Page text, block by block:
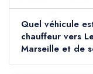
Quel véhicule
chauffeur vers
Marseille et de